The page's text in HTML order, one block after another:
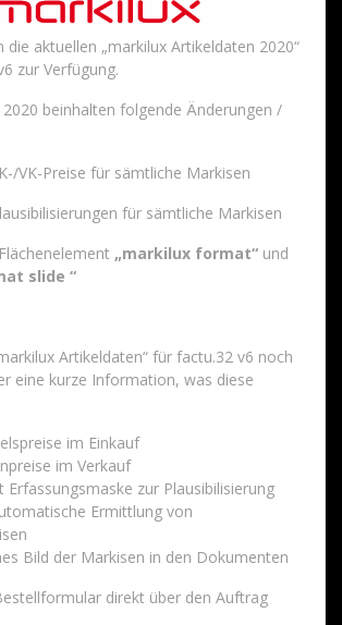
aktuellen „markilux Artikeldaten 2020“
zur Verfügung.
beinhalten folgende Änderungen /
VK-Preise für sämtliche Markisen
für sämtliche Markisen
„markilux format“ und
slide “
Artikeldaten“ für factu.32 v6 noch
eine kurze Information, was diese
im Einkauf
im Verkauf
Erfassungsmaske zur Plausibilisierung
Ermittlung von
Bild der Markisen in den Dokumenten
direkt über den Auftrag